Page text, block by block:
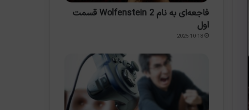
فاجعه‌ای به نام Wolfenstein 2 قسمت
اول
2025-10-18